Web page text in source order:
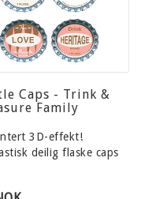
Caps - Trink &
Family
3D-effekt!
deilig flaske caps